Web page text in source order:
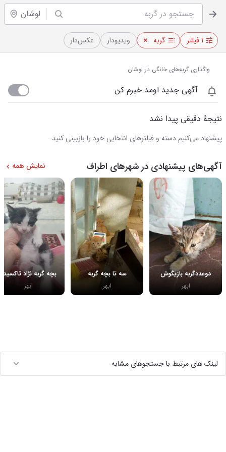
لوشان
۱ فیلتر گربه ویدیو‌دار عکس‌دار
واگذاری گربه‌های خانگی در لوشان
آگهی جدید اومد خبرم کن
نتیجهٔ دقیقی پیدا نشد
پیشنهاد می‌کنیم دسته و فیلترهای انتخابی خود را بازبینی کنید.
آگهی‌های پیشنهادی در شهرهای اطراف نمایش همه
دوعددگربه بازیگوش
ابهر
سه تا بچه گربه
ابهر
بچه گربه نژاد تاکسیدو
ابهر
لینک های مرتبط با جستجوهای مشابه